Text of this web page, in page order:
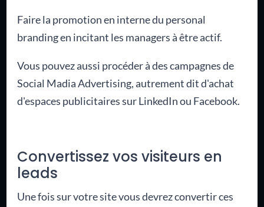
Faire la promotion en interne du personal
branding en incitant les managers à être actif.
Vous pouvez aussi procéder à des campagnes de
Social Madia Advertising, autrement dit d'achat
d'espaces publicitaires sur LinkedIn ou Facebook.
Convertissez vos visiteurs en
leads
Une fois sur votre site vous devrez convertir ces